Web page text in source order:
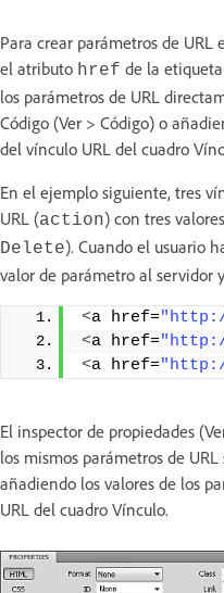
Para crear parámetros de
el atributo href de la
los parámetros de URL
Código (Ver > Código) o
del vínculo URL del cuadro
En el ejemplo siguiente, tres
URL (action) con tres
Delete). Cuando el usuario
valor de parámetro al servidor
<a href=
<a href=
<a href=
El inspector de propiedades
los mismos parámetros de
añadiendo los valores de los
URL del cuadro Vínculo.